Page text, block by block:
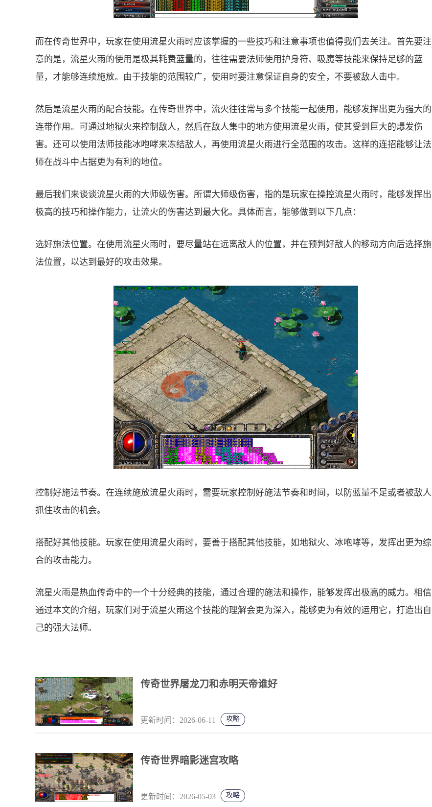
而在传奇世界中，玩家在使用流星火雨时应该掌握的一些技巧和注意事项也值得我们去关注。首先要注
意的是，流星火雨的使用是极其耗费蓝量的，往往需要法师使用护身符、吸魔等技能来保持足够的蓝
量，才能够连续施放。由于技能的范围较广，使用时要注意保证自身的安全，不要被敌人击中。
然后是流星火雨的配合技能。在传奇世界中，流火往往常与多个技能一起使用，能够发挥出更为强大的
连带作用。可通过地狱火来控制敌人，然后在敌人集中的地方使用流星火雨，使其受到巨大的爆发伤
害。还可以使用法师技能冰咆哮来冻结敌人，再使用流星火雨进行全范围的攻击。这样的连招能够让法
师在战斗中占据更为有利的地位。
最后我们来谈谈流星火雨的大师级伤害。所谓大师级伤害，指的是玩家在操控流星火雨时，能够发挥出
极高的技巧和操作能力，让流火的伤害达到最大化。具体而言，能够做到以下几点：
选好施法位置。在使用流星火雨时，要尽量站在远离敌人的位置，并在预判好敌人的移动方向后选择施
法位置，以达到最好的攻击效果。
控制好施法节奏。在连续施放流星火雨时，需要玩家控制好施法节奏和时间，以防蓝量不足或者被敌人
抓住攻击的机会。
搭配好其他技能。玩家在使用流星火雨时，要善于搭配其他技能，如地狱火、冰咆哮等，发挥出更为综
合的攻击能力。
流星火雨是热血传奇中的一个十分经典的技能，通过合理的施法和操作，能够发挥出极高的威力。相信
通过本文的介绍，玩家们对于流星火雨这个技能的理解会更为深入，能够更为有效的运用它，打造出自
己的强大法师。
传奇世界屠龙刀和赤明天帝谁好
更新时间：2026-06-11 攻略
传奇世界暗影迷宫攻略
更新时间：2026-05-03 攻略